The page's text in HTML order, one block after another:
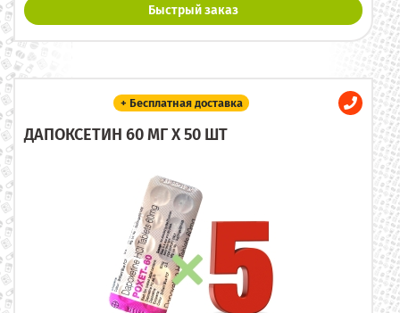
Быстрый заказ
+ Бесплатная доставка
ДАПОКСЕТИН 60 МГ X 50 ШТ